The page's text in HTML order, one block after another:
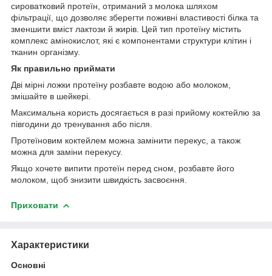
сироватковий протеїн, отриманий з молока шляхом
фільтрації, що дозволяє зберегти поживні властивості білка та
зменшити вміст лактози й жирів. Цей тип протеїну містить
комплекс амінокислот, які є компонентами структури клітин і
тканин організму.
Як правильно приймати
Дві мірні ложки протеїну розбавте водою або молоком,
змішайте в шейкері.
Максимальна користь досягається в разі прийому коктейлю за
півгодини до тренування або після.
Протеїновим коктейлем можна замінити перекус, а також
можна для заміни перекусу.
Якщо хочете випити протеїн перед сном, розбавте його
молоком, щоб знизити швидкість засвоєння.
Приховати
Характеристики
Основні